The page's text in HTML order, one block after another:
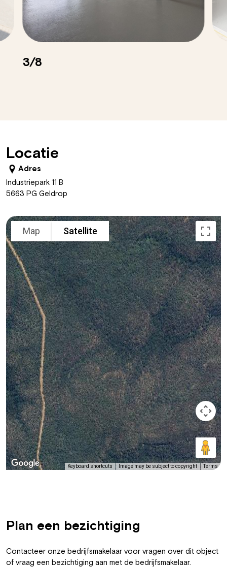
3/8
Locatie
Adres
Industriepark 11 B
5663 PG Geldrop
Map Satellite
Keyboard shortcuts Image may be subject to copyright Terms
Plan een bezichtiging
Contacteer onze bedrijfsmakelaar voor vragen over dit object
of vraag een bezichtiging aan met de bedrijfsmakelaar.